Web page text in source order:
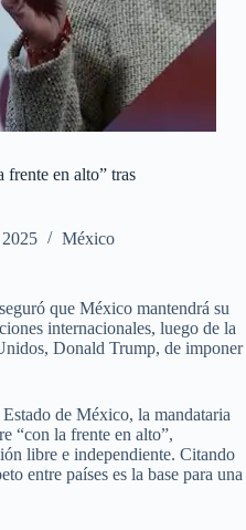
frente en alto” tras
México
que México mantendrá su
internacionales, luego de la
Donald Trump, de imponer
de México, la mandataria
“con la frente en alto”,
libre e independiente. Citando
entre países es la base para una